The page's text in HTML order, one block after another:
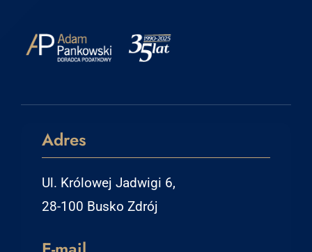
Adres
Ul. Królowej Jadwigi 6,
28-100 Busko Zdrój